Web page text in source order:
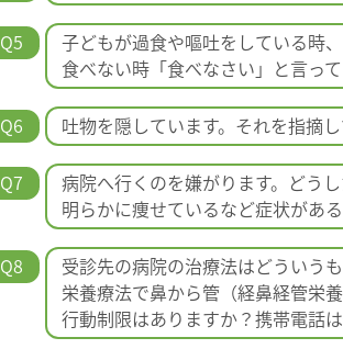
Q5
子どもが過食や嘔吐をしている時
食べない時「食べなさい」と言っ
Q6 吐物を隠しています。それを指摘
Q7
病院へ行くのを嫌がります。どう
明らかに痩せているなど症状があ
Q8
受診先の病院の治療法はどういうも
栄養療法で鼻から管（経鼻経管栄
行動制限はありますか？携帯電話